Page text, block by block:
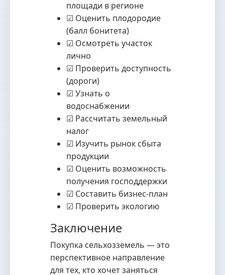
площади в регионе
☑ Оценить плодородие
(балл бонитета)
☑ Осмотреть участок
лично
☑ Проверить доступность
(дороги)
☑ Узнать о
водоснабжении
☑ Рассчитать земельный
налог
☑ Изучить рынок сбыта
продукции
☑ Оценить возможность
получения господдержки
☑ Составить бизнес-план
☑ Проверить экологию
Заключение
Покупка сельхозземель — это
перспективное направление
для тех, кто хочет заняться